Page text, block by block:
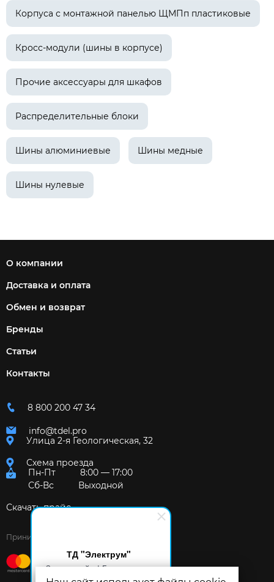
ТД "Электрум"
Здравствуйте! Готов помочь
Корпуса с монтажной панелью ЩМПп пластиковые
Кросс-модули (шины в корпусе)
Прочие аксессуары для шкафов
Распределительные блоки
Шины алюминиевые Шины медные
Шины нулевые
О компании
Доставка и оплата
Обмен и возврат
Бренды
Статьи
Контакты
8 800 200 47 34
info@tdel.pro
Улица 2-я Геологическая, 32
Схема проезда
Пн-Пт
8:00 — 17:00
Сб-Вс
Выходной
Скачать прайс
Принимаем к оплате: